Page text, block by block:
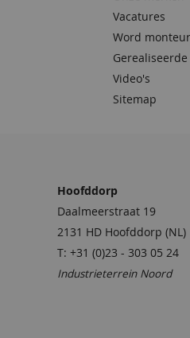
Vacatures
Word
Video's
Sitemap
Hoofddorp
Daalmeerstraat 19
2131 HD Hoofddorp (NL)
T: +31 (0)23 - 303 05 24
Industrieterrein Noord